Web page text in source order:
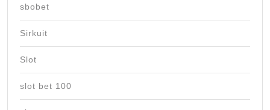
sbobet
Sirkuit
Slot
slot bet 100